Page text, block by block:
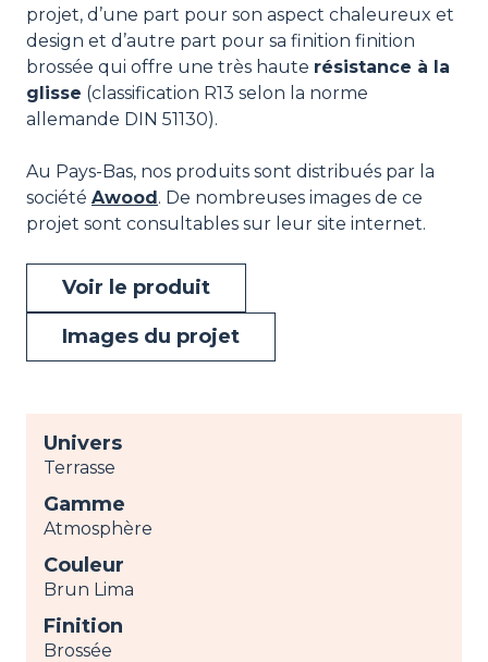
projet, d’une part pour son aspect chaleureux et
design et d’autre part pour sa finition finition
brossée qui offre une très haute résistance à la
glisse (classification R13 selon la norme
allemande DIN 51130).
Au Pays-Bas, nos produits sont distribués par la
société Awood. De nombreuses images de ce
projet sont consultables sur leur site internet.
Voir le produit
Images du projet
Univers
Terrasse
Gamme
Atmosphère
Couleur
Brun Lima
Finition
Brossée